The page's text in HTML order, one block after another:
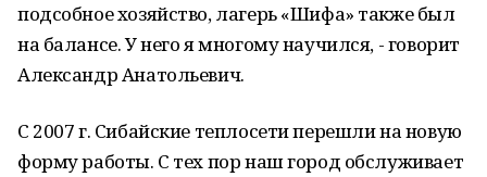
подсобное хозяйство, лагерь «Шифа» также был
на балансе. У него я многому научился, - говорит
Александр Анатольевич.
С 2007 г. Сибайские теплосети перешли на новую
форму работы. С тех пор наш город обслуживает